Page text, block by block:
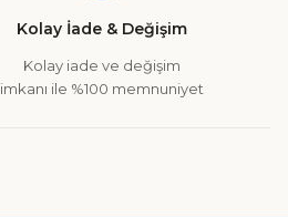
Kolay İade & Değişim
Kolay iade ve değişim
imkanı ile %100 memnuniyet